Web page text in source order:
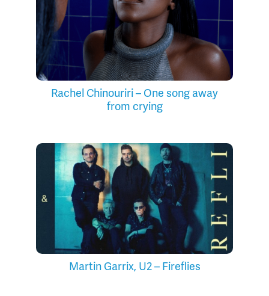
Rachel Chinouriri – One song away
from crying
Martin Garrix, U2 – Fireflies